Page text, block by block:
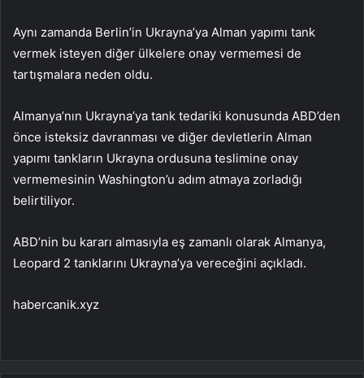
Aynı zamanda Berlin’in Ukrayna’ya Alman yapımı tank
vermek isteyen diğer ülkelere onay vermemesi de
tartışmalara neden oldu.
Almanya’nın Ukrayna’ya tank tedariki konusunda ABD’den
önce isteksiz davranması ve diğer devletlerin Alman
yapımı tankların Ukrayna ordusuna teslimine onay
vermemesinin Washington’u adım atmaya zorladığı
belirtiliyor.
ABD’nin bu kararı almasıyla eş zamanlı olarak Almanya,
Leopard 2 tanklarını Ukrayna’ya vereceğini açıkladı.
habercanik.xyz